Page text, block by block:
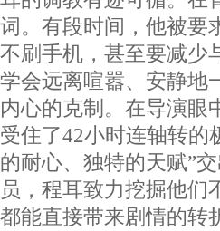
词。有段时间，他被要
不刷手机，甚至要减少
学会远离喧嚣、安静地
内心的克制。在导演眼
受住了42小时连轴转的
的耐心、独特的天赋
员，程耳致力挖掘他们
都能直接带来剧情的转